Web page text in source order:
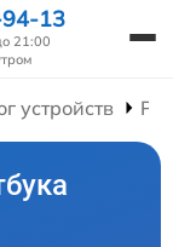
13
21:00
устройств